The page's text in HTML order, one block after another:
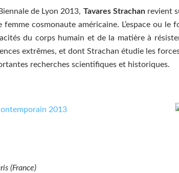
de Lyon 2013, Tavares Strachanrevient
cosmonaute américaine. L’espace ou le
du corps humain et de la matière à
extrêmes, et dont Strachan étudie les
recherches scientifiques et historiques.
(France)